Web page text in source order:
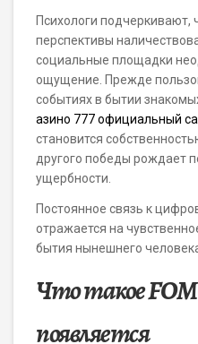
Психологи подчеркивают,
перспективы
социальные площадки
ощущение. Прежде
событиях в бытии
азино 777 официальный
становится
другого победы рождает
ущербности.
Постоянное связь к
отражается на
бытия нынешнего
Что такое
появляется